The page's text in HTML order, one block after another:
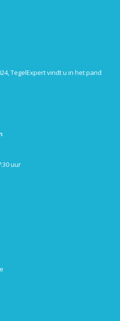
TegelExpert vindt u in het pand
uur